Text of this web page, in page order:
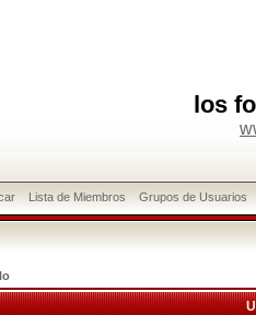
los
Lista de Miembros Grupos de Usuarios